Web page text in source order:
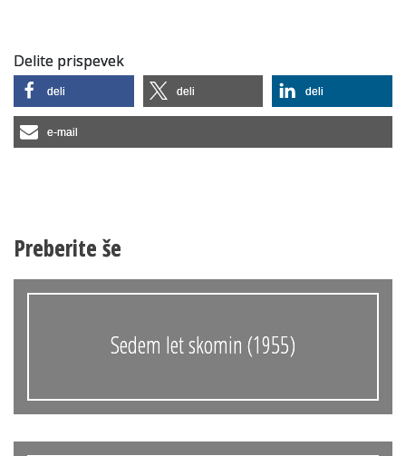
Delite prispevek
deli deli deli
e-mail
Preberite še
Sedem let skomin (1955)